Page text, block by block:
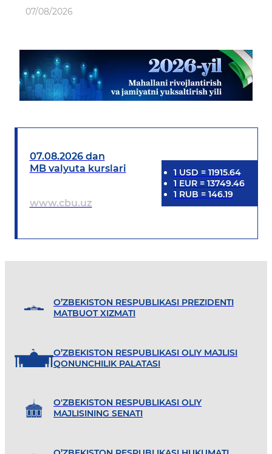
07/08/2026
07.08.2026 dan
MB valyuta kurslari
www.cbu.uz
1 USD = 11915.64
1 EUR= 13749.46
1 RUB = 146.19
O’ZBEKISTON RESPUBLIKASI PREZIDENTI
MATBUOT XIZMATI
O’ZBEKISTON RESPUBLIKASI OLIY MAJLISI
QONUNCHILIK PALATASI
O'ZBEKISTON RESPUBLIKASI OLIY
MAJLISINING SENATI